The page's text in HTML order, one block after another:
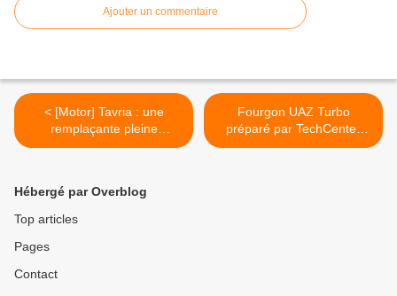
Ajouter un commentaire
< [Motor] Tavria : une
remplaçante pleine
d’attraits.
Fourgon UAZ Turbo
préparé par TechCenter
4x4 ! >
Hébergé par Overblog
Top articles
Pages
Contact